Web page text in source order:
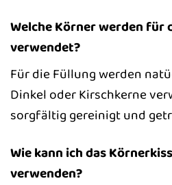
Welche Körner werden für
verwendet?
Für die Füllung werden
Dinkel oder Kirschkerne
sorgfältig gereinigt und
Wie kann ich das
verwenden?